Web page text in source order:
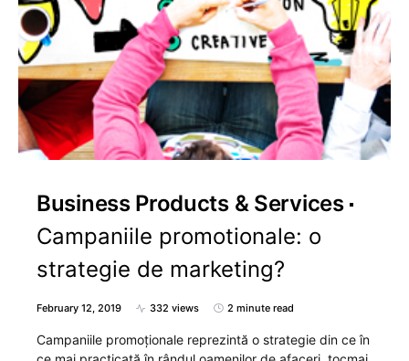
Business Products & Services
Campaniile promotionale: o
strategie de marketing?
February 12, 2019 332 views 2 minute read
Campaniile promoționale reprezintă o strategie din ce în